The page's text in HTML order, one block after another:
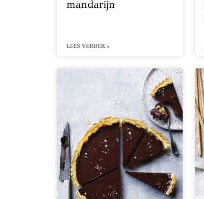
mandarijn
LEES VERDER »